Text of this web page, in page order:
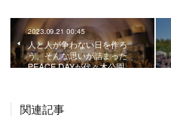
2023.09.21 00:45
人と人が争わない日を作ろ
う。そんな思いが詰まった
PEACE DAYが代々木公園…
関連記事